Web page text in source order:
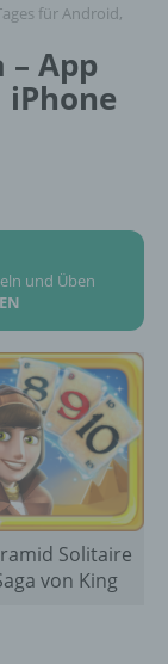
für Android,
App
iPhone
und Üben
Solitaire
von King